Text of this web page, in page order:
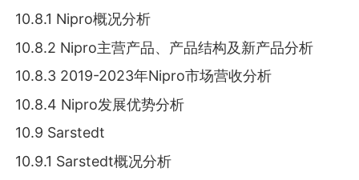
10.8.1 Nipro概况分析
10.8.2 Nipro主营产品、产品结构及新产品分析
10.8.3 2019-2023年Nipro市场营收分析
10.8.4 Nipro发展优势分析
10.9 Sarstedt
10.9.1 Sarstedt概况分析